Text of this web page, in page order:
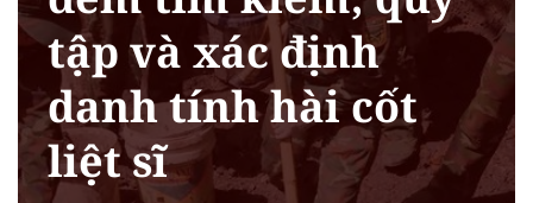
tập và xác định
danh tính hài cốt
liệt sĩ